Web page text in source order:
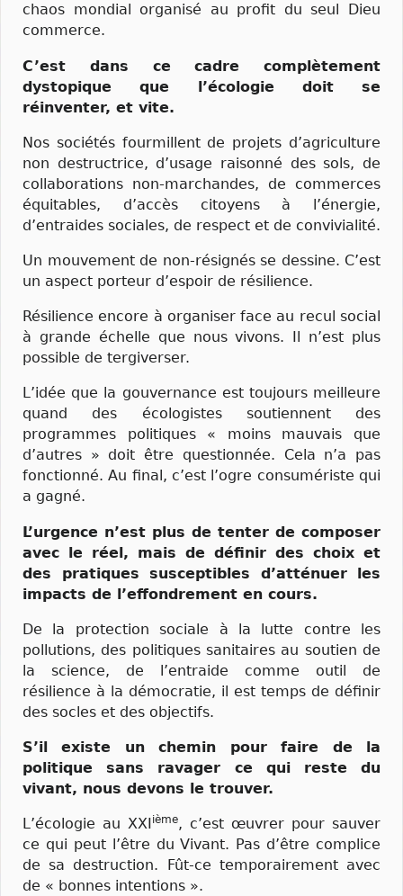
chaos mondial organisé au profit du seul Dieu
commerce.
C’est dans ce cadre complètement
dystopique que l’écologie doit se
réinventer, et vite.
Nos sociétés fourmillent de projets d’agriculture
non destructrice, d’usage raisonné des sols, de
collaborations non-marchandes, de commerces
équitables, d’accès citoyens à l’énergie,
d’entraides sociales, de respect et de convivialité.
Un mouvement de non-résignés se dessine. C’est
un aspect porteur d’espoir de résilience.
Résilience encore à organiser face au recul social
à grande échelle que nous vivons. Il n’est plus
possible de tergiverser.
L’idée que la gouvernance est toujours meilleure
quand des écologistes soutiennent des
programmes politiques « moins mauvais que
d’autres » doit être questionnée. Cela n’a pas
fonctionné. Au final, c’est l’ogre consumériste qui
a gagné.
L’urgence n’est plus de tenter de composer
avec le réel, mais de définir des choix et
des pratiques susceptibles d’atténuer les
impacts de l’effondrement en cours.
De la protection sociale à la lutte contre les
pollutions, des politiques sanitaires au soutien de
la science, de l’entraide comme outil de
résilience à la démocratie, il est temps de définir
des socles et des objectifs.
S’il existe un chemin pour faire de la
politique sans ravager ce qui reste du
vivant, nous devons le trouver.
L’écologie au XXI ième, c’est œuvrer pour sauver
ce qui peut l’être du Vivant. Pas d’être complice
de sa destruction. Fût-ce temporairement avec
de « bonnes intentions ».